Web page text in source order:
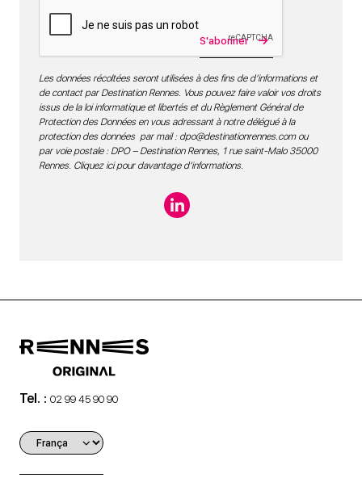
S'abonner
Les données récoltées seront utilisées à des fins de d’informations et
de contact par Destination Rennes. Vous pouvez faire valoir vos droits
issus de la loi informatique et libertés et du Règlement Général de
Protection des Données en vous adressant à notre délégué à la
protection des données par mail : dpo@destinationrennes.comou
par voie postale : DPO – Destination Rennes, 1 rue saint-Malo 35000
Rennes. Cliquez ici pour davantage d’informations.
Tel. : 02 99 45 90 90